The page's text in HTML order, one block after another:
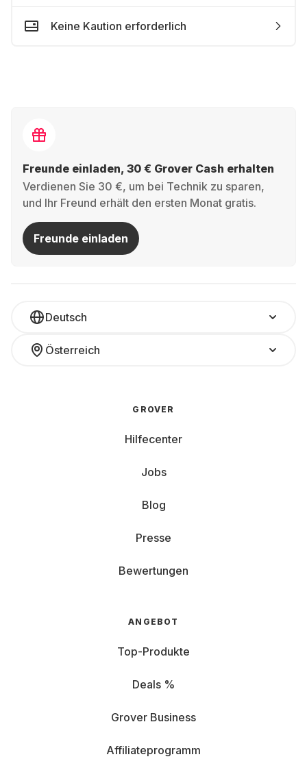
Keine Kaution erforderlich
Freunde einladen, 30 € Grover Cash erhalten
Verdienen Sie 30 €, um bei Technik zu sparen,
und Ihr Freund erhält den ersten Monat gratis.
Freunde einladen
Deutsch
Österreich
GROVER
Hilfecenter
Jobs
Blog
Presse
Bewertungen
ANGEBOT
Top-Produkte
Deals %
Grover Business
Affiliateprogramm